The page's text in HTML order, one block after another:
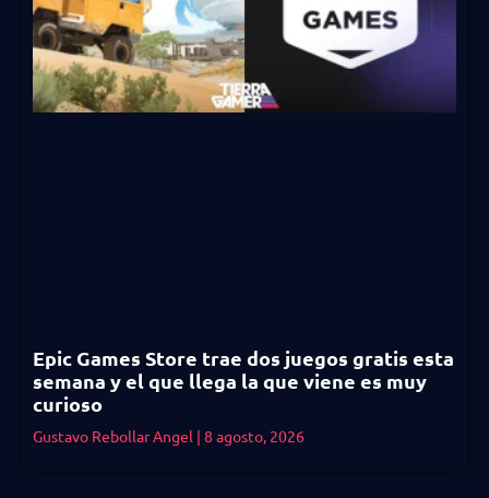
Epic Games Store trae dos juegos gratis esta
semana y el que llega la que viene es muy
curioso
Gustavo Rebollar Angel 8 agosto, 2026